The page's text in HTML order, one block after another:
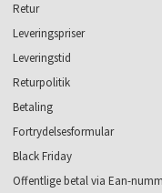
Retur
Leveringspriser
Leveringstid
Returpolitik
Betaling
Fortrydelsesformular
Black Friday
Offentlige betal via Ean-